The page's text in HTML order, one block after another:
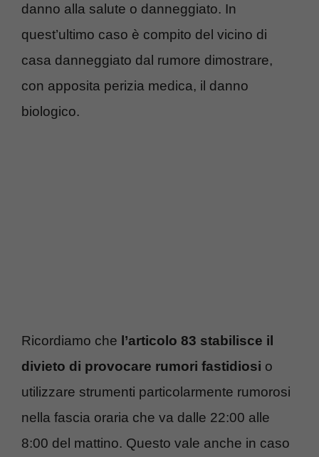
danno alla salute o danneggiato. In
quest’ultimo caso è compito del vicino di
casa danneggiato dal rumore dimostrare,
con apposita perizia medica, il danno
biologico.
Ricordiamo che l’articolo 83 stabilisce il
divieto di provocare rumori fastidiosi o
utilizzare strumenti particolarmente rumorosi
nella fascia oraria che va dalle 22:00 alle
8:00 del mattino. Questo vale anche in caso